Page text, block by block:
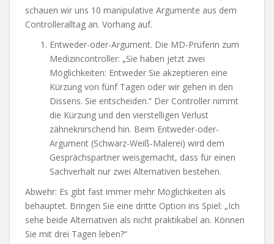
schauen wir uns 10 manipulative Argumente aus dem
Controlleralltag an. Vorhang auf.
Entweder-oder-Argument. Die MD-Prüferin zum
Medizincontroller: „Sie haben jetzt zwei
Möglichkeiten: Entweder Sie akzeptieren eine
Kürzung von fünf Tagen oder wir gehen in den
Dissens. Sie entscheiden.“ Der Controller nimmt
die Kürzung und den vierstelligen Verlust
zähneknirschend hin. Beim Entweder-oder-
Argument (Schwarz-Weiß-Malerei) wird dem
Gesprächspartner weisgemacht, dass für einen
Sachverhalt nur zwei Alternativen bestehen.
Abwehr: Es gibt fast immer mehr Möglichkeiten als
behauptet. Bringen Sie eine dritte Option ins Spiel: „Ich
sehe beide Alternativen als nicht praktikabel an. Können
Sie mit drei Tagen leben?“